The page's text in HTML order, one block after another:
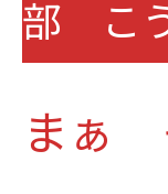
部 こ
まぁ